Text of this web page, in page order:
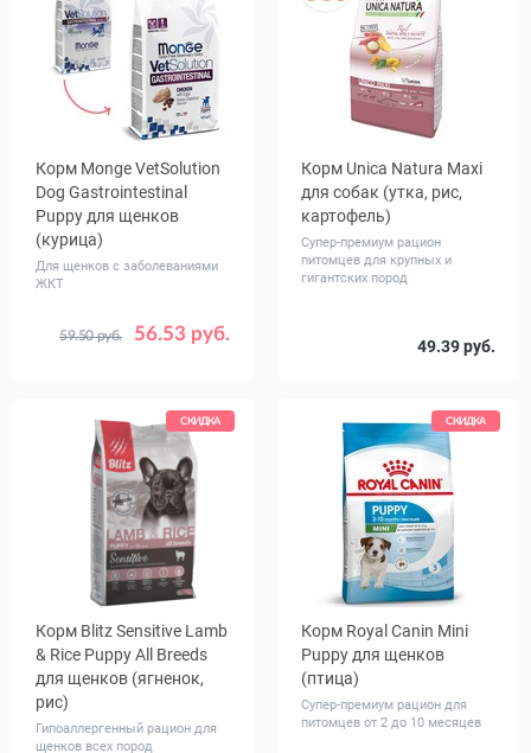
Корм Monge VetSolution
Dog Gastrointestinal
Puppy для щенков
(курица)
Для щенков с заболеваниями
ЖКТ
56.53 руб.
59.50 руб.
Вес, кг 1.5 5
Корм Unica Natura Maxi
для собак (утка, рис,
картофель)
Супер-премиум рацион
питомцев для крупных и
гигантских пород
49.39 руб.
2.5 12
СКИДКА
Корм Blitz Sensitive Lamb
& Rice Puppy All Breeds
для щенков (ягненок,
рис)
Гипоаллергенный рацион для
щенков всех пород
СКИДКА
Корм Royal Canin Mini
Puppy для щенков
(птица)
Супер-премиум рацион для
питомцев от 2 до 10 месяцев